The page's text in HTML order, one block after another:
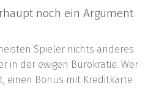
noch ein Argument
Spieler nichts anderes
in der ewigen Bürokratie. Wer
einen Bonus mit Kreditkarte